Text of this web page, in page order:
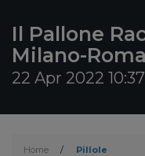
Il Pallone
Milano-
22 Apr 2022 10:37
Home / Pillole